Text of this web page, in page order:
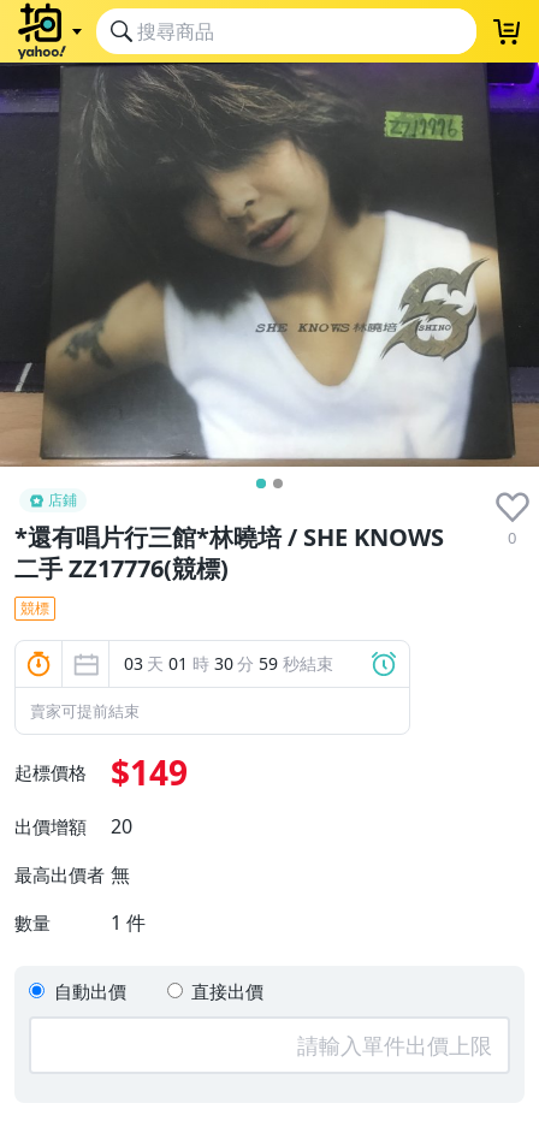
店鋪
*還有唱片行三館*林曉培 / SHE KNOWS
二手 ZZ17776(競標)
0
競標
03 天 01 時 30分 58 秒結束
賣家可提前結束
起標價格 $149
出價增額 20
最高出價者 無
數量 1 件
自動出價 直接出價